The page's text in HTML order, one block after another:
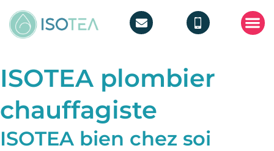
ISOTEA plombier
chauffagiste
ISOTEA bien chez soi